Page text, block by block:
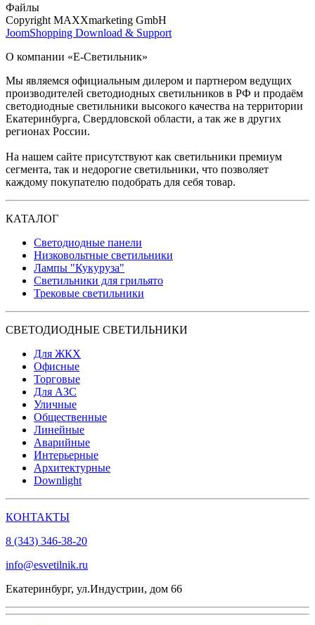
Файлы
Copyright MAXXmarketing GmbH
JoomShopping Download & Support
О компании «Е-Светильник»
Мы являемся официальным дилером и партнером ведущих
производителей светодиодных светильников в РФ и продаём
светодиодные светильники высокого качества на территории
Екатеринбурга, Свердловской области, а так же в других
регионах России.
На нашем сайте присутствуют как светильники премиум
сегмента, так и недорогие светильники, что позволяет
каждому покупателю подобрать для себя товар.
КАТАЛОГ
Светодиодные панели
Низковольтные светильники
Лампы "Кукуруза"
Светильники для грильято
Трековые светильники
СВЕТОДИОДНЫЕ СВЕТИЛЬНИКИ
Для ЖКХ
Офисные
Торговые
Для АЗС
Уличные
Общественные
Линейные
Аварийные
Интерьерные
Архитектурные
Downlight
КОНТАКТЫ
8 (343) 346-38-20
info@esvetilnik.ru
Екатеринбург, ул.Индустрии, дом 66